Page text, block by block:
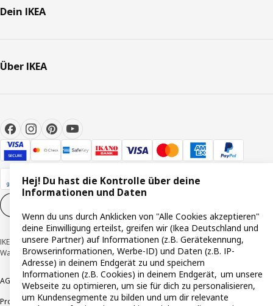
Dein IKEA
Über IKEA
IKEA Deutschland GmbH & Co. KG - Am Wandersmann 2-4, 65719 Hofheim-
Wallau © Inter IKEA Systems B.V. 1999-2026
AGB BarrierefreiheitCookie-RichtlinieDatenschutzerklärungImpressum
ProduktrückrufeResponsible DisclosureVertrauensstelle
Hej! Du hast die Kontrolle über deine
Informationen und Daten
Wenn du uns durch Anklicken von "Alle Cookies akzeptieren"
deine Einwilligung erteilst, greifen wir (Ikea Deutschland und
unsere Partner) auf Informationen (z.B. Gerätekennung,
Browserinformationen, Werbe-ID) und Daten (z.B. IP-
Adresse) in deinem Endgerät zu und speichern
Informationen (z.B. Cookies) in deinem Endgerät, um unsere
Webseite zu optimieren, um sie für dich zu personalisieren,
um Kundensegmente zu bilden und um dir relevante